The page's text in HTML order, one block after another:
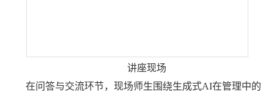
讲座现场
在问答与交流环节，现场师生围绕生成式AI在管理中的